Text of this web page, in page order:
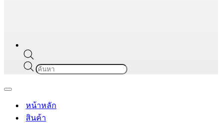
Products
search
Navigation
หน้าหลัก
สินค้า